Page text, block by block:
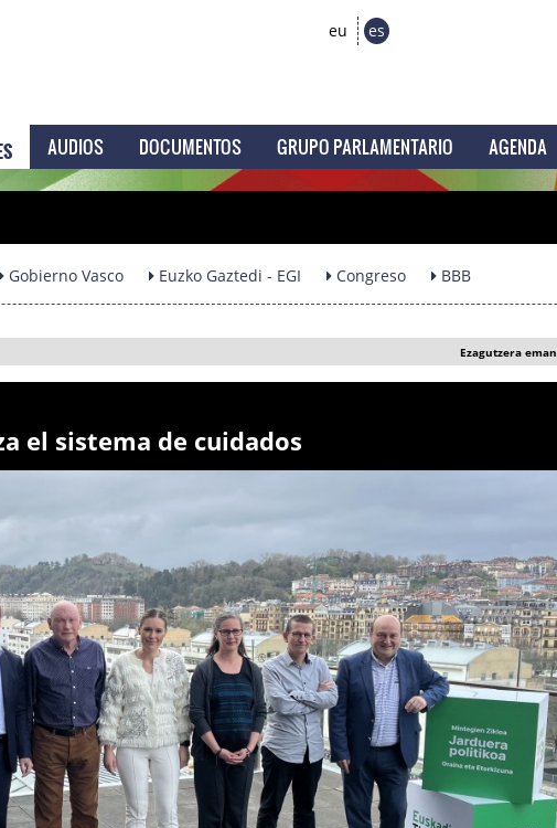
eu es
AUDIOS DOCUMENTOS GRUPO PARLAMENTARIO AGENDA
Gobierno Vasco Euzko Gaztedi - EGI Congreso BBB
Ezagutzera eman
el sistema de cuidados